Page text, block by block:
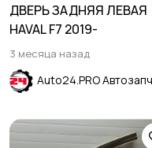
ДВЕРЬ ЗАДНЯЯ ЛЕВАЯ
HAVAL F7 2019-
3 месяца назад